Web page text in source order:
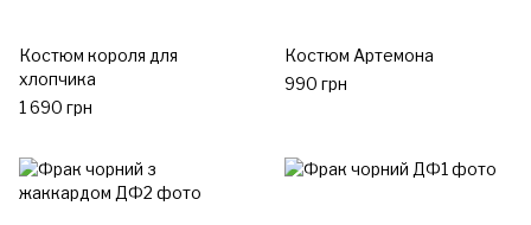
Костюм короля для
хлопчика
1 690 грн
Костюм Артемона
990 грн